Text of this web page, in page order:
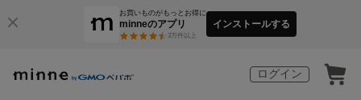
お買いものがもっとお得に
minneのアプリ
3万件以上
インストールする
ログイン